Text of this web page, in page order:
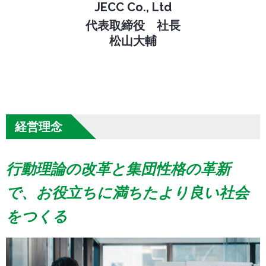
JECC Co., Ltd
代表取締役 社長
松山大輔
経営理念
行動理論の改革と集団性格の革新
で、お役立ちに満ちたより良い社会
をつくる